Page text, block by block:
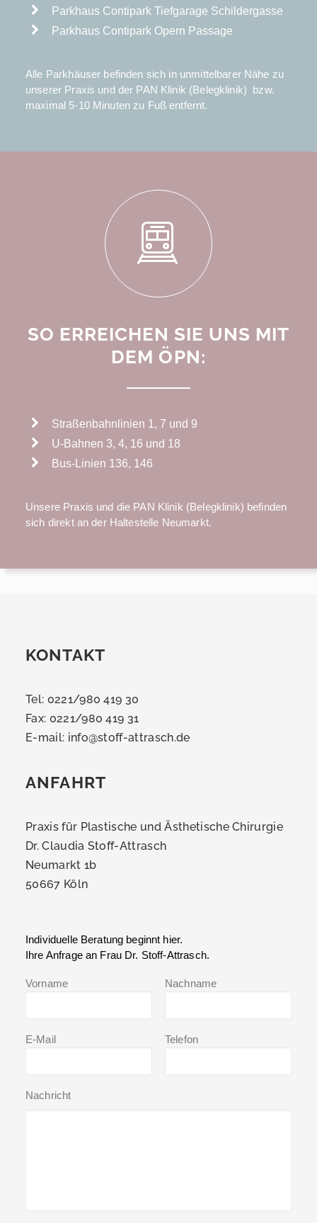
Parkhaus Contipark Tiefgarage Schildergasse
Parkhaus Contipark Opern Passage
Alle Parkhäuser befinden sich in unmittelbarer Nähe zu
unserer Praxis und der PAN Klinik (Belegklinik) bzw.
maximal 5-10 Minuten zu Fuß entfernt.
SO ERREICHEN SIE UNS MIT
DEM ÖPN:
Straßenbahnlinien 1, 7 und 9
U-Bahnen 3, 4, 16 und 18
Bus-Linien 136, 146
Unsere Praxis und die PAN Klinik (Belegklinik) befinden
sich direkt an der Haltestelle Neumarkt.
KONTAKT
Tel: 0221/980 419 30
Fax: 0221/980 419 31
E-mail: info@stoff-attrasch.de
ANFAHRT
Praxis für Plastische und Ästhetische Chirurgie
Dr. Claudia Stoff-Attrasch
Neumarkt 1b
50667 Köln
Individuelle Beratung beginnt hier.
Ihre Anfrage an Frau Dr. Stoff-Attrasch.
Vorname Nachname
E-Mail Telefon
Nachricht